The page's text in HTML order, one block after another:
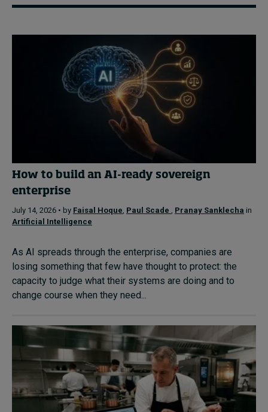
How to build an AI-ready sovereign
enterprise
July 14, 2026 • by Faisal Hoque Paul Scade Pranay Sanklecha in
Artificial Intelligence
As AI spreads through the enterprise, companies are
losing something that few have thought to protect: the
capacity to judge what their systems are doing and to
change course when they need...